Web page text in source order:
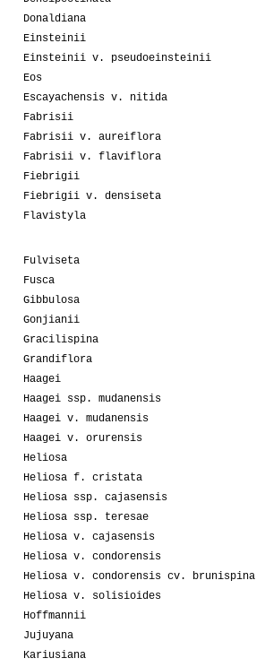
Donaldiana
Einsteinii
Einsteinii v. pseudoeinsteinii
Eos
Escayachensis v. nitida
Fabrisii
Fabrisii v. aureiflora
Fabrisii v. flaviflora
Fiebrigii
Fiebrigii v. densiseta
Flavistyla
Fulviseta
Fusca
Gibbulosa
Gonjianii
Gracilispina
Grandiflora
Haagei
Haagei ssp. mudanensis
Haagei v. mudanensis
Haagei v. orurensis
Heliosa
Heliosa f. cristata
Heliosa ssp. cajasensis
Heliosa ssp. teresae
Heliosa v. cajasensis
Heliosa v. condorensis
Heliosa v. condorensis cv. brunispina
Heliosa v. solisioides
Hoffmannii
Jujuyana
Kariusiana